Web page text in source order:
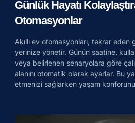
Günlük Hayatı
Otomasyonlar
Akıllı ev otomasyonları, tekrar eden
yerinize yönetir. Günün saatine,
veya belirlenen senaryolara göre
alanını otomatik olarak ayarlar. Bu
etmenizi sağlarken yaşam konforunu